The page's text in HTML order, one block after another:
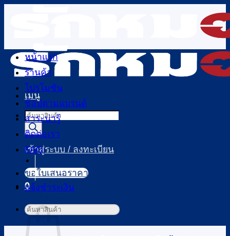
เนื้อหา
เมนู
Products
search
เข้าสู่ระบบ / ลงทะเบียน
0
หน้าแรก
ร้านค้า
โปรโมชัน
ช้อปตามแบรนด์
สาระน่ารู้
ติดต่อเรา
FAQ
ขอใบเสนอราคา
แจ้งชำระเงิน
ค้นหา: